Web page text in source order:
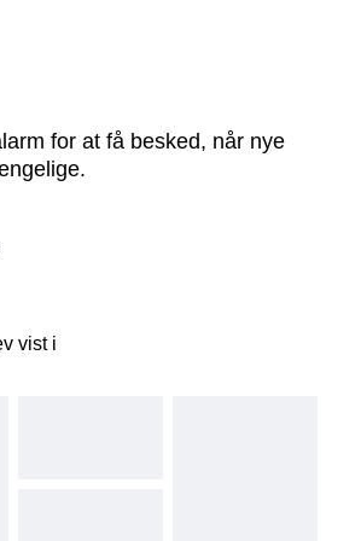
for at få besked, når nye
vist i